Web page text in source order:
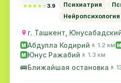
★★★★★
★★★★★3.9 Психиатрия
Нейропсихология
M Абдулла Кодирий 🚶 1.2 км M
M Юнус Ражабий 🚶 1.3 км
🚌Ближайшая остановка 🚶